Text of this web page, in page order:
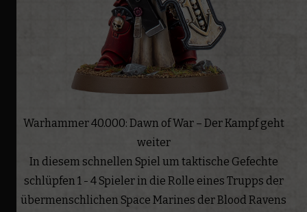
Warhammer 40.000: Dawn of War – Der Kampf geht
weiter
In diesem schnellen Spiel um taktische Gefechte
schlüpfen 1 - 4 Spieler in die Rolle eines Trupps der
übermenschlichen Space Marines der Blood Ravens